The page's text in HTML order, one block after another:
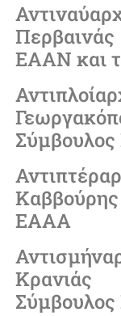
ΕΑΑΝ και
ΕΑΑΑ